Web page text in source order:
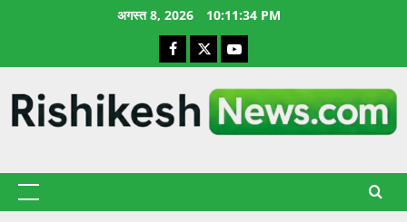
अगस्त 8, 2026 10:11:35 PM
Facebook
X YouTube
प्राथमिक